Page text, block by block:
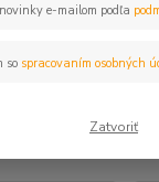
e-mailom podľa
so spracovaním osobných
Zatvoriť